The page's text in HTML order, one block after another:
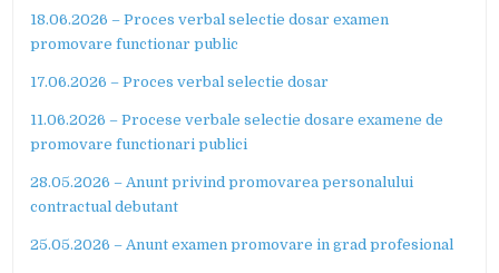
18.06.2026 – Proces verbal selectie dosar examen
promovare functionar public
17.06.2026 – Proces verbal selectie dosar
11.06.2026 – Procese verbale selectie dosare examene de
promovare functionari publici
28.05.2026 – Anunt privind promovarea personalului
contractual debutant
25.05.2026 – Anunt examen promovare in grad profesional